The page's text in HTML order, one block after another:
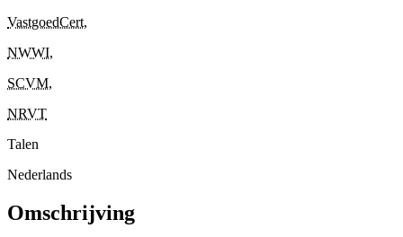
VastgoedCert,
NWWI,
SCVM,
NRVT
Talen
Nederlands
Omschrijving